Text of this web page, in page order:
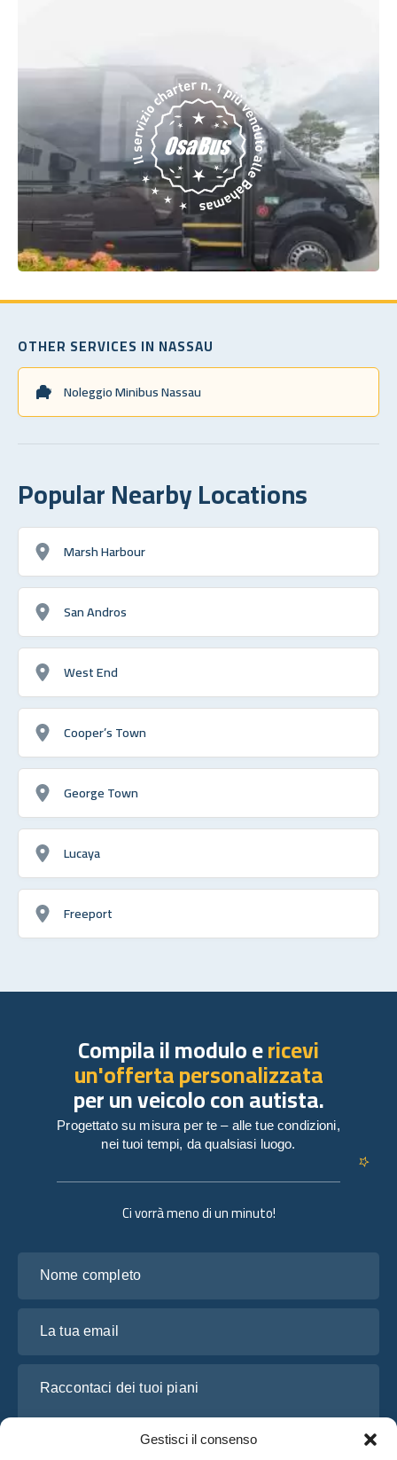
Gestisci il consenso
OTHER SERVICES IN NASSAU
Noleggio Minibus Nassau
Popular Nearby Locations
Marsh Harbour
San Andros
West End
Cooper’s Town
George Town
Lucaya
Freeport
Ci vorrà meno di un minuto!
Compila il modulo ericevi
un'offerta personalizzata
per un veicolo con autista.
Progettato su misura per te – alle tue condizioni,
nei tuoi tempi, da qualsiasi luogo.